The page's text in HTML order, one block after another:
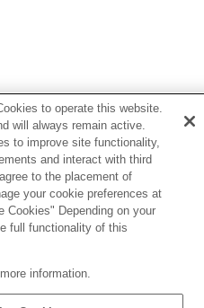
る（コピー）
次へ
2度押しで
TP1001326372
Ver.2.00未満の場合は下記URLの
ja/index.html
to operate this website.
will always remain active.
to improve site functionality,
and interact with third
to the placement of
your cookie preferences at
Cookies" Depending on your
full functionality of this
information.